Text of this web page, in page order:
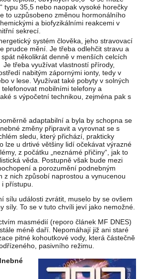
typu 35,5 nebo naopak vysoké horečky
to uzpůsobeno změnou hormonálního
a biofyzikálními reakcemi v
sekrecí.
systém člověka, jeho stravovací
prudce mění. Je třeba odlehčit stravu a
několikrát denně v menších celcích
třeba využívat vlastností přírody,
nabitým zápornými ionty, tedy v
v lese. Využívat také pobyty v solných
mobilními telefony a
s výpočetní technikou, zejména pak s
adaptabilní a byla by schopna se
změny připravit a vyrovnat se s
sledu, který přichází, prakticky
lze u drtivé většiny lidí očekávat výrazné
z počátku „neznámé přičiny“, jak to
věda. Postupně však bude mezi
a porozumění podnebným
z nich způsobí naprostou a vynucenou
přístupu.
sílu události zvrátit, muselo by se ovšem
síly. To se v tuto chvíli jeví jako nemožné.
masmédií (reporo článek MF DNES)
méně daří. Nepomáhají již ani staré
pitné kohoutkové vody, která částečně
pasivního režimu.